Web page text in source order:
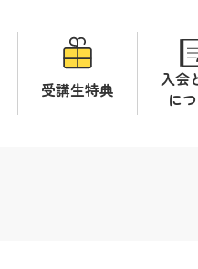
受講生特典
入会
に